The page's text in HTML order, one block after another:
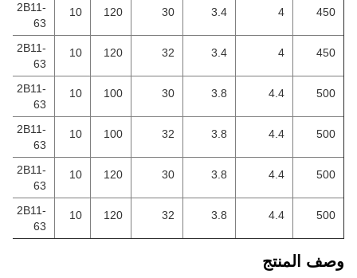
450
4
3.4
30
120
10
2B11-
63
450
4
3.4
32
120
10
2B11-
63
500
4.4
3.8
30
100
10
2B11-
63
500
4.4
3.8
32
100
10
2B11-
63
500
4.4
3.8
30
120
10
2B11-
63
500
4.4
3.8
32
120
10
2B11-
63
وصف المنتج